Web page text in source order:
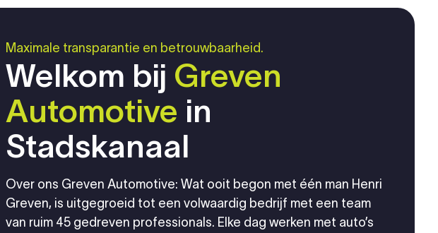
Maximale transparantie en betrouwbaarheid.
Welkom bij Greven
Automotive in
Stadskanaal
Over ons Greven Automotive: Wat ooit begon met één man Henri
Greven, is uitgegroeid tot een volwaardig bedrijf met een team
van ruim 45 gedreven professionals. Elke dag werken met auto’s